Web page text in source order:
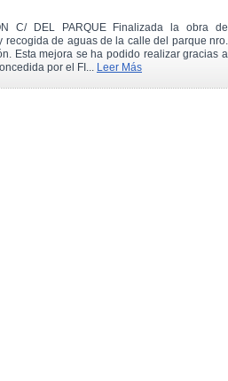
C/ DEL PARQUE Finalizada la obra de
recogida de aguas de la calle del parque nro.
Esta mejora se ha podido realizar gracias a
por el FI... Leer Más